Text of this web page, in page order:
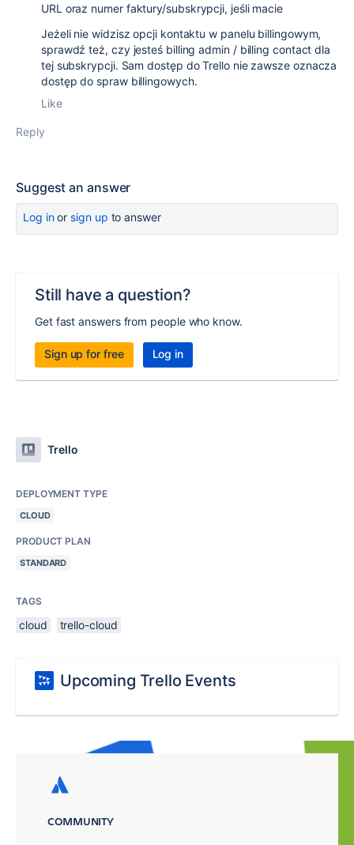
URL oraz numer faktury/subskrypcji, jeśli macie
Jeżeli nie widzisz opcji kontaktu w panelu billingowym,
sprawdź też, czy jesteś billing admin / billing contact dla
tej subskrypcji. Sam dostęp do Trello nie zawsze oznacza
dostęp do spraw billingowych.
Like
Reply
Suggest an answer
Log inor sign up to answer
Still have a question?
Get fast answers from people who know.
Sign up for free Log in
Trello
DEPLOYMENT TYPE
CLOUD
PRODUCT PLAN
STANDARD
TAGS
cloud trello-cloud
Upcoming Trello Events
COMMUNITY